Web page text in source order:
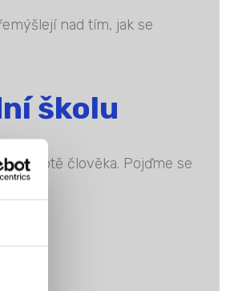
nad tím, jak se
školu
v životě člověka. Pojďme se